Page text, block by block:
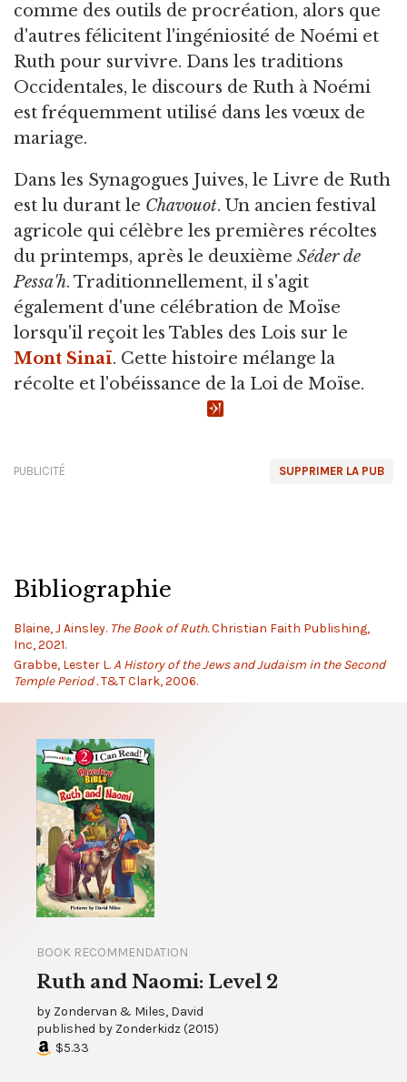
comme des outils de procréation, alors que
d'autres félicitent l'ingéniosité de Noémi et
Ruth pour survivre. Dans les traditions
Occidentales, le discours de Ruth à Noémi
est fréquemment utilisé dans les vœux de
mariage.
Dans les Synagogues Juives, le Livre de Ruth
est lu durant le Chavouot. Un ancien festival
agricole qui célèbre les premières récoltes
du printemps, après le deuxième Séder de
Pessa'h. Traditionnellement, il s'agit
également d'une célébration de Moïse
lorsqu'il reçoit les Tables des Lois sur le
Mont Sinaï. Cette histoire mélange la
récolte et l'obéissance de la Loi de Moïse.
SUPPRIMER LA PUB
PUBLICITÉ
Bibliographie
Blaine, J Ainsley. The Book of Ruth.Christian Faith Publishing,
Inc, 2021.
Grabbe, Lester L.A History of the Jews and Judaism in the Second
Temple Period .T&T Clark, 2006.
BOOK RECOMMENDATION
Ruth and Naomi: Level 2
by Zondervan & Miles, David
published by Zonderkidz (2015)
$5.33